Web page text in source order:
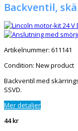
Backventil,
Artikelnummer: 611141
Condition: New product
Backventil med
SSVD.
Mer detaljer
44 kr